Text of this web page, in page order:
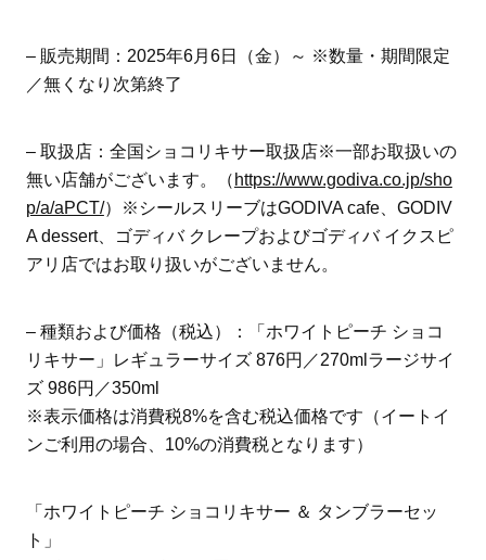
– 販売期間：2025年6月6日（金）～ ※数量・期間限定
／無くなり次第終了
– 取扱店：全国ショコリキサー取扱店※一部お取扱いの
無い店舗がございます。（ https://www.godiva.co.jp/sho
p/a/aPCT/）※シールスリーブはGODIVA cafe、GODIV
A dessert、ゴディバ クレープおよびゴディバ イクスピ
アリ店ではお取り扱いがございません。
– 種類および価格（税込）：「ホワイトピーチ ショコ
リキサー」レギュラーサイズ 876円／270mlラージサイ
ズ 986円／350ml
※表示価格は消費税8%を含む税込価格です（イートイ
ンご利用の場合、10%の消費税となります）
「ホワイトピーチ ショコリキサー ＆ タンブラーセッ
ト」